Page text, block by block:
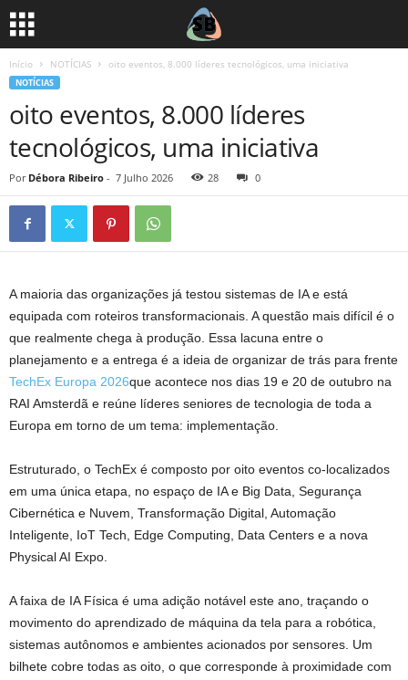
Início NOTÍCIAS oito eventos, 8.000 líderes tecnológicos, uma iniciativa
NOTÍCIAS
oito eventos, 8.000 líderes
tecnológicos, uma iniciativa
Por Débora Ribeiro - 7 Julho 2026 28 0
A maioria das organizações já testou sistemas de IA e está
equipada com roteiros transformacionais. A questão mais difícil é o
que realmente chega à produção. Essa lacuna entre o
planejamento e a entrega é a ideia de organizar de trás para frente
TechEx Europa 2026que acontece nos dias 19 e 20 de outubro na
RAI Amsterdã e reúne líderes seniores de tecnologia de toda a
Europa em torno de um tema: implementação.
Estruturado, o TechEx é composto por oito eventos co-localizados
em uma única etapa, no espaço de IA e Big Data, Segurança
Cibernética e Nuvem, Transformação Digital, Automação
Inteligente, IoT Tech, Edge Computing, Data Centers e a nova
Physical AI Expo.
A faixa de IA Física é uma adição notável este ano, traçando o
movimento do aprendizado de máquina da tela para a robótica,
sistemas autônomos e ambientes acionados por sensores. Um
bilhete cobre todas as oito, o que corresponde à proximidade com